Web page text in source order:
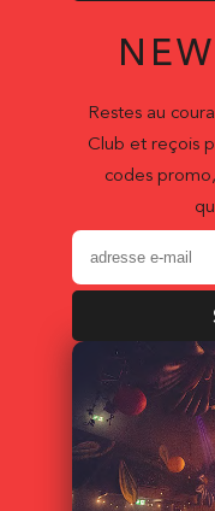
Restes au
Club et reçois
codes